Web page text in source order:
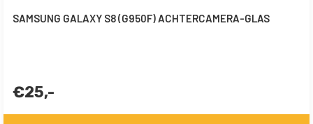
SAMSUNG GALAXY S8 (G950F) ACHTERCAMERA-GLAS
€25,-